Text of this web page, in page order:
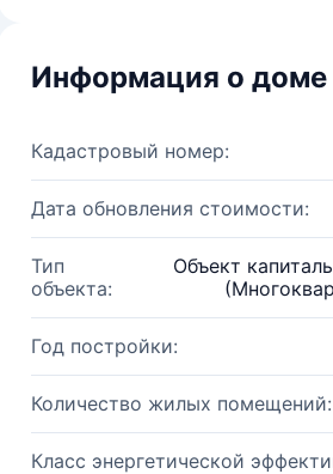
Информация о доме
Кадастровый номер:
Дата обновления стоимости:
Тип
объекта:
Объект
Год постройки:
Количество жилых помещений:
Класс энергетической